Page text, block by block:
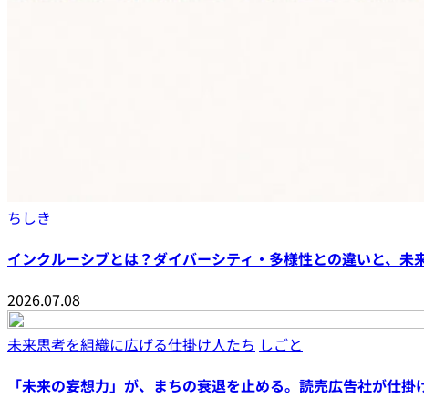
ちしき
インクルーシブとは？ダイバーシティ・多様性との違いと、未
2026.07.08
未来思考を組織に広げる仕掛け人たち しごと
「未来の妄想力」が、まちの衰退を止める。読売広告社が仕